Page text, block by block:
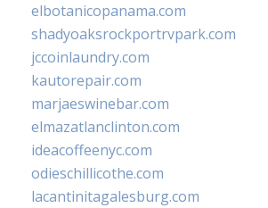
elbotanicopanama.com
shadyoaksrockportrvpark.com
jccoinlaundry.com
kautorepair.com
marjaeswinebar.com
elmazatlanclinton.com
ideacoffeenyc.com
odieschillicothe.com
lacantinitagalesburg.com